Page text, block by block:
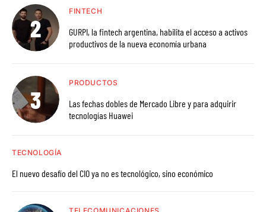
FINTECH
GURPI, la fintech argentina, habilita el acceso a activos
productivos de la nueva economía urbana
PRODUCTOS
Las fechas dobles de Mercado Libre y para adquirir
tecnologías Huawei
TECNOLOGÍA
El nuevo desafío del CIO ya no es tecnológico, sino económico